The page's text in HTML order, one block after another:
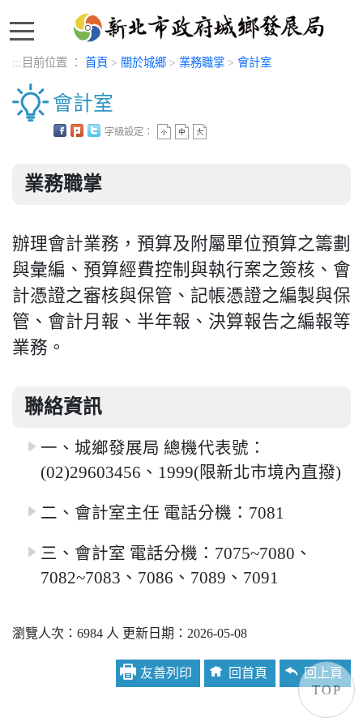
::: 目前位置 ： 首頁 > 關於城鄉 > 業務職掌 > 會計室
會計室
字級設定：
業務職掌
辦理會計業務，預算及附屬單位預算之籌劃
與彙編、預算經費控制與執行案之簽核、會
計憑證之審核與保管、記帳憑證之編製與保
管、會計月報、半年報、決算報告之編報等
業務。
聯絡資訊
一、城鄉發展局 總機代表號：
(02)29603456、1999(限新北市境內直撥)
二、會計室主任 電話分機：7081
三、會計室 電話分機：7075~7080、
7082~7083、7086、7089、7091
瀏覽人次：6984 人 更新日期：2026-05-08
友善列印 回首頁
回上頁
TOP